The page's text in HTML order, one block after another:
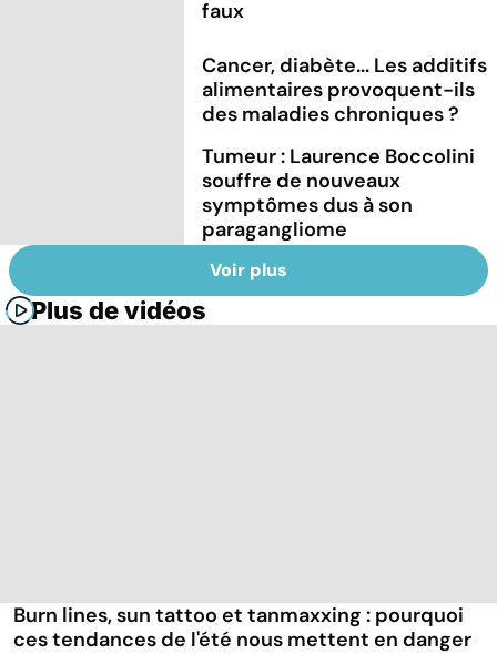
faux
Cancer, diabète... Les additifs
alimentaires provoquent-ils
des maladies chroniques ?
Tumeur : Laurence Boccolini
souffre de nouveaux
symptômes dus à son
paragangliome
Voir plus
Plus de vidéos
Burn lines, sun tattoo et tanmaxxing : pourquoi
ces tendances de l'été nous mettent en danger